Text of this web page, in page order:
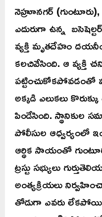
నెహ్రూనగర్
ఎదురుగా ఉన్న
వ్యక్తి మృతదేహం
కలచివేసింది. ఆ
అక్కడి ఎలుకలు
పిండేసింది. స్థానికుల
పోలీసుల ఆధ్వర్యంలో
ఆర్ధిక సాయంతో
ట్రస్టు సభ్యులు
అంత్యక్రియలు
తోడుగా ఎవరు